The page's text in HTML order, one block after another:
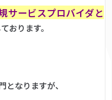
サービスプロバイダと
おります。
となりますが、